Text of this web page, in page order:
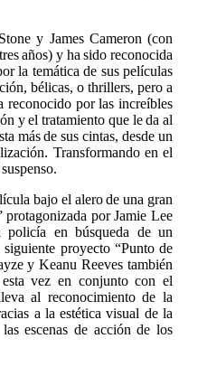
y James Cameron (con
años) y ha sido reconocida
la temática de sus películas
bélicas, o thrillers, pero a
reconocido por las increíbles
y el tratamiento que le da al
más de sus cintas, desde un
Transformando en el
bajo el alero de una gran
por Jamie Lee
en búsqueda de un
proyecto “Punto de
y Keanu Reeves también
vez en conjunto con el
al reconocimiento de la
a la estética visual de la
escenas de acción de los